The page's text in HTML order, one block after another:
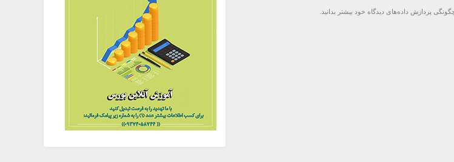
پردازش داده‌های دیدگاه خود بیشتر بدانید.